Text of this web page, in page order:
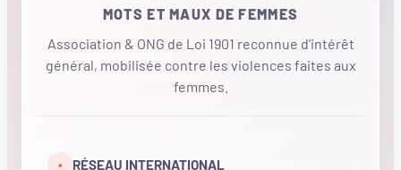
MOTS ET MAUX DE FEMMES
Association & ONG de Loi 1901 reconnue d'intérêt
général, mobilisée contre les violences faites aux
femmes.
• RÉSEAU INTERNATIONAL